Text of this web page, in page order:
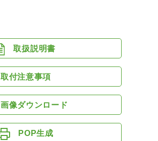
取扱説明書
取付注意事項
画像ダウンロード
POP生成